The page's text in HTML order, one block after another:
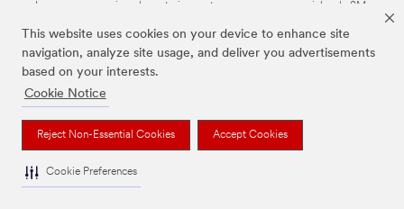
This website uses cookies on your device to enhance site
navigation, analyze site usage, and deliver you advertisements
based on your interests.
Cookie Notice
Reject Non-Essential Cookies Accept Cookies
Cookie Preferences
Las marcas mencionadas anteriormente son marcas comerciales de 3M.